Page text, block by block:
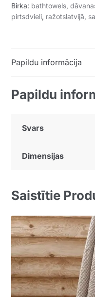
Birka: bathtowels,
pirtsdvieli, ražotslatvijā,
Papildu informācija
Papildu
Svars
Dimensijas
Saistītie